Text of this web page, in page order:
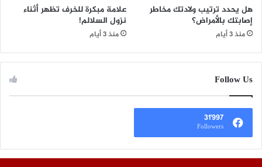
هل يحدد ترتيب ولادتك مخاطر
إصابتك بالأمراض؟
منذ 3 أيام
علامة مبكرة للخرف تظهر أثناء
نزول السلالم!
منذ 3 أيام
Follow Us
31٬997
Followers